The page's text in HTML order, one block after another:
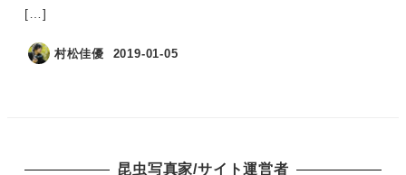
[…]
村松佳優 2019-01-05
昆虫写真家/サイト運営者